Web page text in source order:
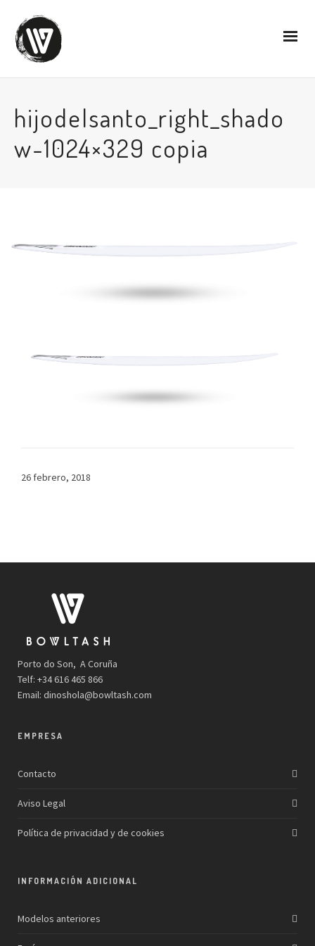
hijodelsanto_right_shado
w-1024×329 copia
26 febrero, 2018
Porto do Son, A Coruña
Telf: +34 616 465 866
Email: dinoshola@bowltash.com
EMPRESA
Contacto
Aviso Legal
Política de privacidad y de cookies
INFORMACIÓN ADICIONAL
Modelos anteriores